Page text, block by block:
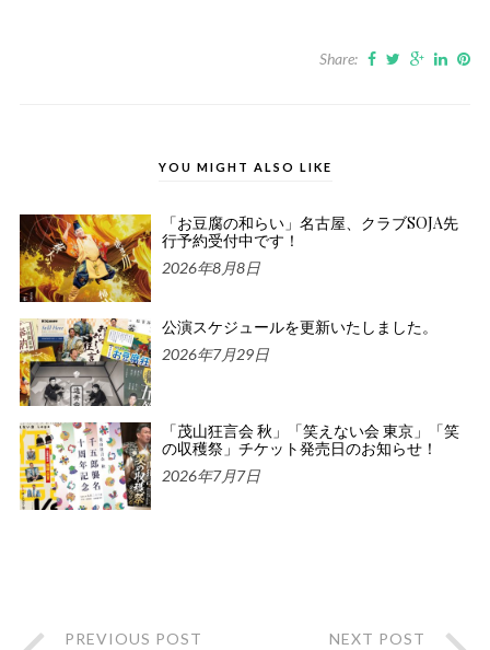
Share:
YOU MIGHT ALSO LIKE
「お豆腐の和らい」名古屋、クラブSOJA先
行予約受付中です！
2026年8月8日
公演スケジュールを更新いたしました。
2026年7月29日
「茂山狂言会 秋」「笑えない会 東京」「笑
の収穫祭」チケット発売日のお知らせ！
2026年7月7日
PREVIOUS POST NEXT POST